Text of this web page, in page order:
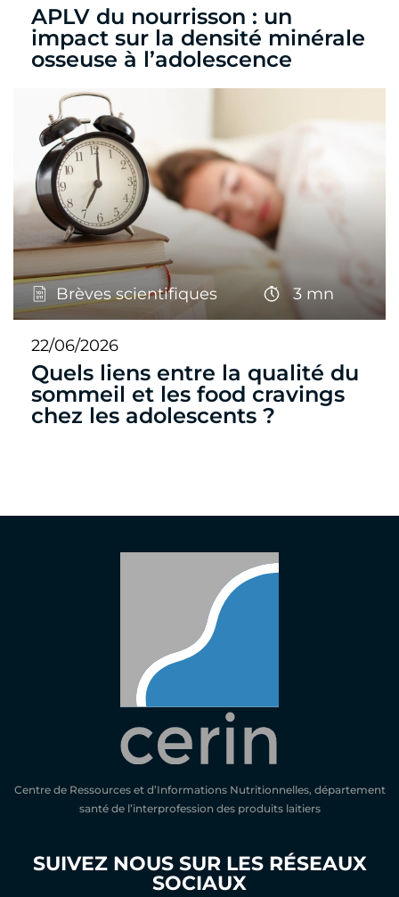
APLV du nourrisson : un
impact sur la densité minérale
osseuse à l’adolescence
Brèves scientifiques 3 mn
22/06/2026
Quels liens entre la qualité du
sommeil et les food cravings
chez les adolescents ?
Centre de Ressources et d’Informations Nutritionnelles, département
santé de l’interprofession des produits laitiers
SUIVEZ NOUS SUR LES RÉSEAUX
SOCIAUX